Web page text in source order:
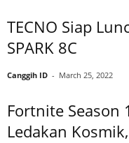
TECNO Siap
SPARK 8C
Canggih ID - March 25, 2022
Fortnite Season
Ledakan